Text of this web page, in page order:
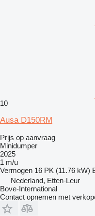
10
Ausa D150RM
Prijs op aanvraag
Minidumper
2025
1 m/u
Vermogen 16 PK (11.76 kW)
Nederland, Etten-Leur
Bove-International
Contact opnemen met